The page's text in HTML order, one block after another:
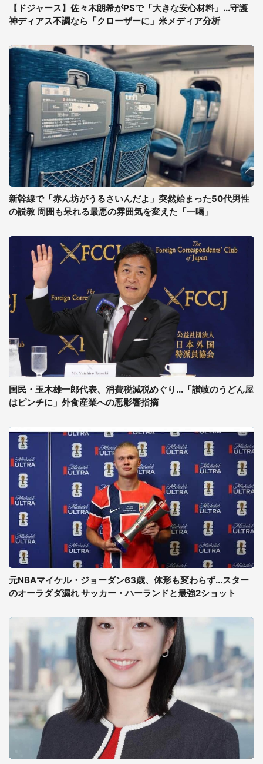
【ドジャース】佐々木朗希がPSで「大きな安心材料」...守護
神ディアス不調なら「クローザーに」米メディア分析
新幹線で「赤ん坊がうるさいんだよ」突然始まった50代男性
の説教 周囲も呆れる最悪の雰囲気を変えた「一喝」
国民・玉木雄一郎代表、消費税減税めぐり...「讃岐のうどん屋
はピンチに」外食産業への悪影響指摘
元NBAマイケル・ジョーダン63歳、体形も変わらず...スター
のオーラダダ漏れ サッカー・ハーランドと最強2ショット